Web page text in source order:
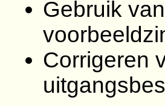
Gebruik
Corrigeren